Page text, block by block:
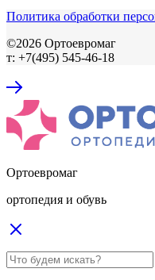
Политика обработки
©2026 Ортоевромаг
т: +7(495) 545-46-18
Ортоевромаг
ортопедия и обувь